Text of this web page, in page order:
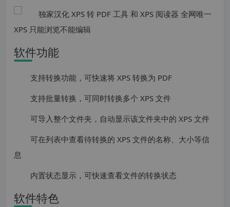
软件功能
支持转换功能，可快速将 XPS 转换为 PDF
支持批量转换，可同时转换多个 XPS 文件
可导入整个文件夹，自动显示该文件夹中的 XPS 文件
可在列表中查看待转换的 XPS 文件的名称、大小等信
息
内置状态显示，可快速查看文件的转换状态
软件特色